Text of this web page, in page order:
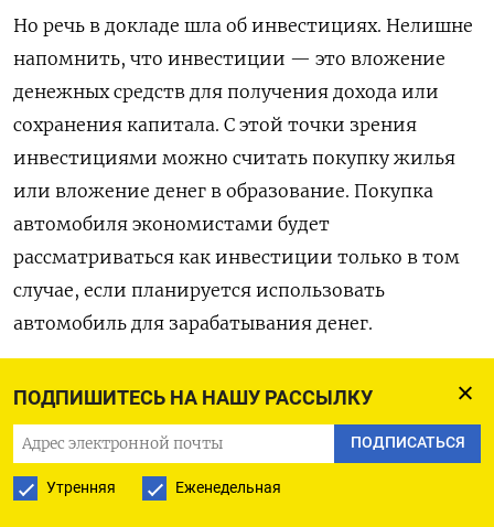
ПОДПИШИТЕСЬ НА НАШУ РАССЫЛКУ
ПОДПИСАТЬСЯ
Утренняя Еженедельная
Но речь в докладе шла об инвестициях. Нелишне
напомнить, что инвестиции — это вложение
денежных средств для получения дохода или
сохранения капитала. С этой точки зрения
инвестициями можно считать покупку жилья
или вложение денег в образование. Покупка
автомобиля экономистами будет
рассматриваться как инвестиции только в том
случае, если планируется использовать
автомобиль для зарабатывания денег.
Но куда в действительности они пойдут?
И можно ли будет эти расходы отнести